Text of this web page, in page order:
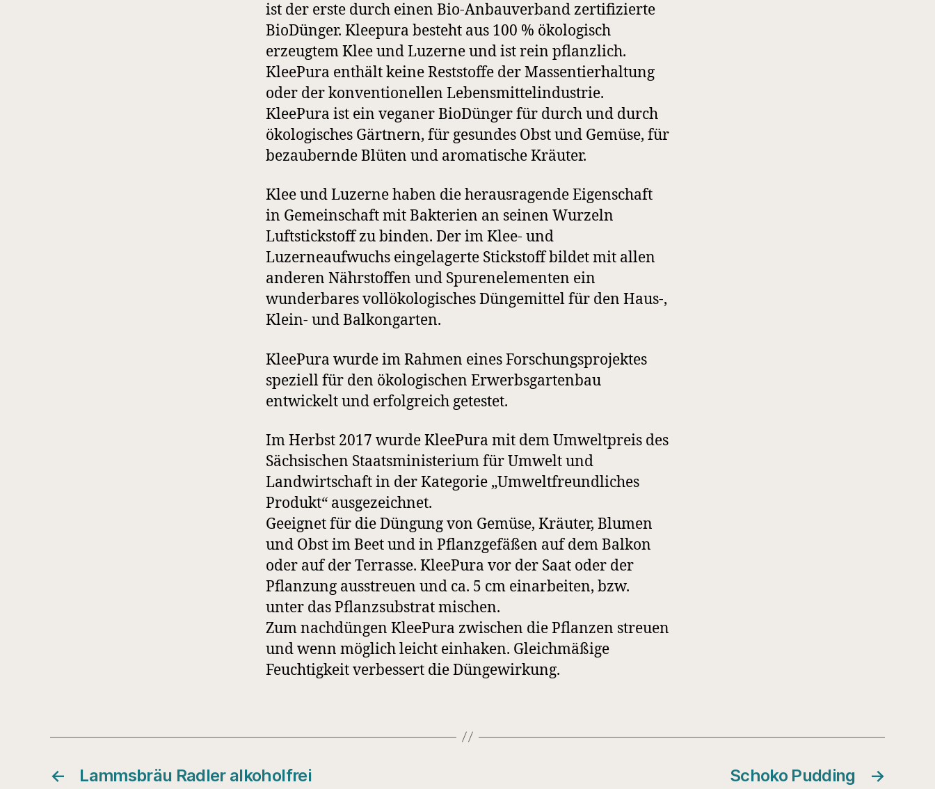
ist der erste durch einen Bio-Anbauverband zertifizierte
BioDünger. Kleepura besteht aus 100 % ökologisch
erzeugtem Klee und Luzerne und ist rein pflanzlich.
KleePura enthält keine Reststoffe der Massentierhaltung
oder der konventionellen Lebensmittelindustrie.
KleePura ist ein veganer BioDünger für durch und durch
ökologisches Gärtnern, für gesundes Obst und Gemüse, für
bezaubernde Blüten und aromatische Kräuter.
Klee und Luzerne haben die herausragende Eigenschaft
in Gemeinschaft mit Bakterien an seinen Wurzeln
Luftstickstoff zu binden. Der im Klee- und
Luzerneaufwuchs eingelagerte Stickstoff bildet mit allen
anderen Nährstoffen und Spurenelementen ein
wunderbares vollökologisches Düngemittel für den Haus-,
Klein- und Balkongarten.
KleePura wurde im Rahmen eines Forschungsprojektes
speziell für den ökologischen Erwerbsgartenbau
entwickelt und erfolgreich getestet.
Im Herbst 2017 wurde KleePura mit dem Umweltpreis des
Sächsischen Staatsministerium für Umwelt und
Landwirtschaft in der Kategorie „Umweltfreundliches
Produkt“ ausgezeichnet.
Geeignet für die Düngung von Gemüse, Kräuter, Blumen
und Obst im Beet und in Pflanzgefäßen auf dem Balkon
oder auf der Terrasse. KleePura vor der Saat oder der
Pflanzung ausstreuen und ca. 5 cm einarbeiten, bzw.
unter das Pflanzsubstrat mischen.
Zum nachdüngen KleePura zwischen die Pflanzen streuen
und wenn möglich leicht einhaken. Gleichmäßige
Feuchtigkeit verbessert die Düngewirkung.
← Lammsbräu Radler alkoholfrei →
Schoko Pudding